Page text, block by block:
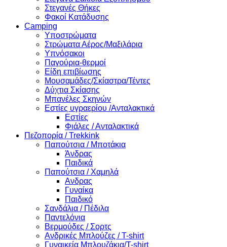
Στεγανές Θήκες
Φακοί Κατάδυσης
Camping
Υποστρώματα
Στρώματα Αέρος/Μαξιλάρια
Υπνόσακοι
Παγούρια-θερμοί
Είδη επιβίωσης
Μουσαμάδες/Σκίαστρα/Τέντες
Δύχτια Σκίασης
Μπανέλες Σκηνών
Εστίες υγραερίου /Ανταλακτικά
Εστίες
Φιάλες / Ανταλακτικά
Πεζοπορία / Trekkink
Παπούτσια / Μποτάκια
Άνδρας
Παιδικά
Παπούτσια / Χαμηλά
Ανδρας
Γυναίκα
Παιδικό
Σανδάλια / Πέδιλα
Παντελόνια
Βερμούδες / Σορτς
Ανδρικές Μπλούζες / T-shirt
Γυναικεία Μπλουζάκια/T-shirt